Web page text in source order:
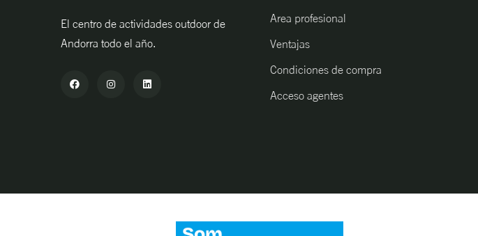
El centro de actividades outdoor de
Andorra todo el año.
Area profesional
Ventajas
Condiciones de compra
Acceso agentes